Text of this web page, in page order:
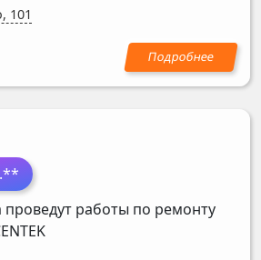
101
проведут работы по ремонту